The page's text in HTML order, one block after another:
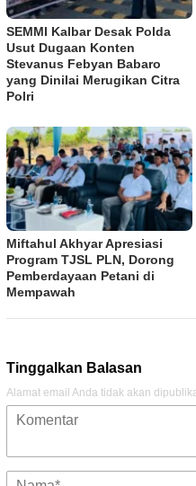
SEMMI Kalbar Desak Polda
Usut Dugaan Konten
Stevanus Febyan Babaro
yang Dinilai Merugikan Citra
Polri
Miftahul Akhyar Apresiasi
Program TJSL PLN, Dorong
Pemberdayaan Petani di
Mempawah
Tinggalkan Balasan
Alamat email Anda tidak akan